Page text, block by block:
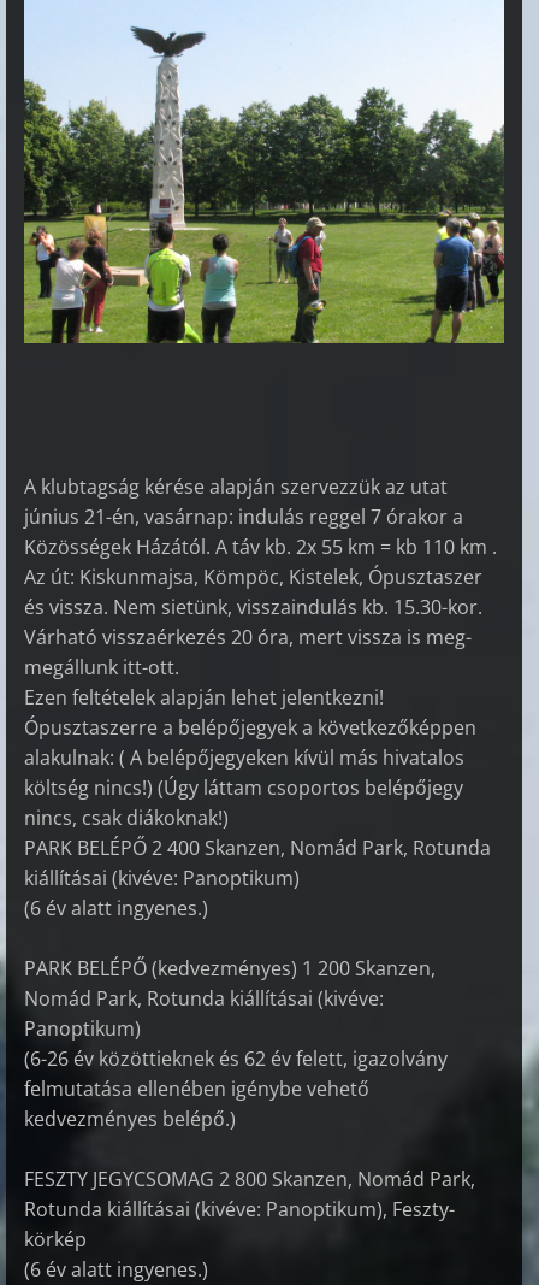
A klubtagság kérése alapján szervezzük az utat
június 21-én, vasárnap: indulás reggel 7 órakor a
Közösségek Házától. A táv kb. 2x 55 km = kb 110 km .
Az út: Kiskunmajsa, Kömpöc, Kistelek, Ópusztaszer
és vissza. Nem sietünk, visszaindulás kb. 15.30-kor.
Várható visszaérkezés 20 óra, mert vissza is meg-
megállunk itt-ott.
Ezen feltételek alapján lehet jelentkezni!
Ópusztaszerre a belépőjegyek a következőképpen
alakulnak: ( A belépőjegyeken kívül más hivatalos
költség nincs!) (Úgy láttam csoportos belépőjegy
nincs, csak diákoknak!)
PARK BELÉPŐ 2­ 400 Skanzen, Nomád Park, Rotunda
kiállításai (kivéve: Panoptikum)
(6 év alatt ingyenes.)
PARK BELÉPŐ (kedvezményes) 1­ 200 Skanzen,
Nomád Park, Rotunda kiállításai (kivéve:
Panoptikum)
(6-26 év közöttieknek és 62 év felett, igazolvány
felmutatása ellenében igénybe vehető
kedvezményes belépő.)
FESZTY JEGYCSOMAG 2­ 800 Skanzen, Nomád Park,
Rotunda kiállításai (kivéve: Panoptikum), Feszty-
körkép
(6 év alatt ingyenes.)